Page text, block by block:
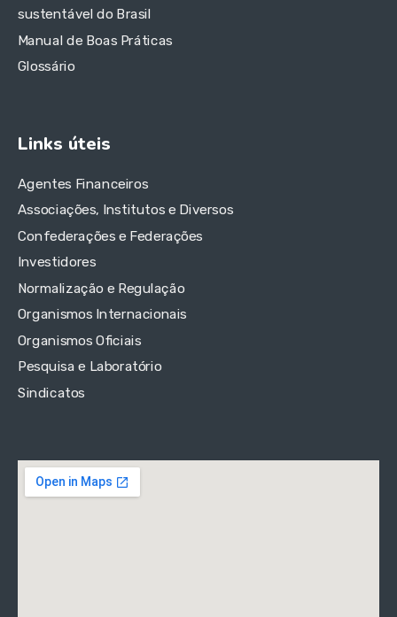
sustentável do Brasil
Manual de Boas Práticas
Glossário
Links úteis
Agentes Financeiros
Associações, Institutos e Diversos
Confederações e Federações
Investidores
Normalização e Regulação
Organismos Internacionais
Organismos Oficiais
Pesquisa e Laboratório
Sindicatos